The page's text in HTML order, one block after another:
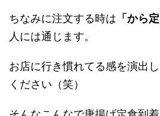
ちなみに注文する時は 「から定
人には通じます。
お店に行き慣れてる感を演出
ください（笑）